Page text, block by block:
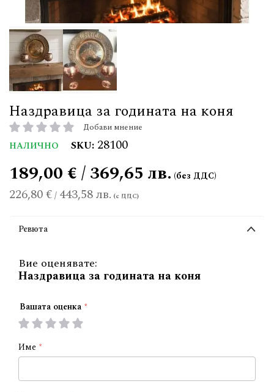
Наздравица за годината на коня
рейтинг: Добави мнение
НАЛИЧНО SKU 28100
226,80 €/ 443,58 лв.
189,00 € / 369,65 лв.
Ревюта
Вие оценявате:
Наздравица за годината на коня
Вашата оценка
1
2
3
4
Име